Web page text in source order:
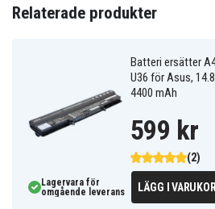
Mått 241,50 x
Batteriet ersätter:
4INR18/65
4INR18/65-2
Batteriet är kompatibelt med
Relaterade produkter
Batteri ersätter
U36 för Asus,
4400 mAh
(2)
599 kr
Lagervara för
omgående leverans
LÄGG I